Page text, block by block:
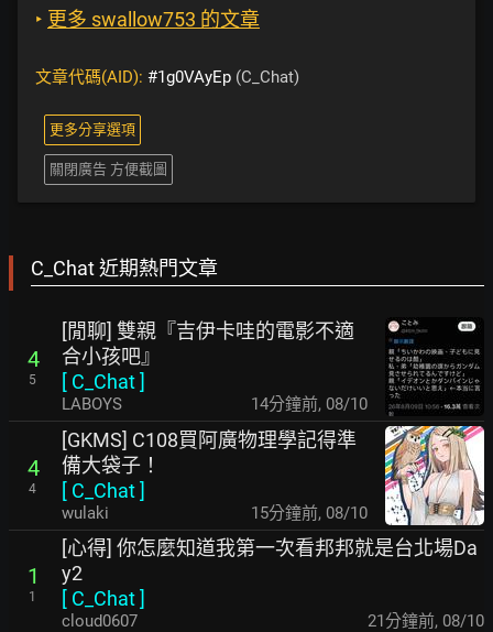
‣ 更多 swallow753 的文章
文章代碼(AID): #1g0VAyEp (C_Chat)
更多分享選項
關閉廣告 方便截圖
C_Chat 近期熱門文章
4
5
[閒聊] 雙親『吉伊卡哇的電影不適
合小孩吧』
[ C_Chat]
LABOYS 15分鐘前, 08/10
4
4
[GKMS] C108買阿廣物理學記得準
備大袋子！
[ C_Chat]
wulaki 15分鐘前, 08/10
1
1
[心得] 你怎麼知道我第一次看邦邦就是台北場Da
y2
[ C_Chat]
cloud0607 21分鐘前, 08/10